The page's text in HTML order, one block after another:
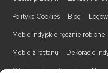
Polityka Cookies Blog
Meble indyjskie ręcznie robione
Meble z rattanu Dekoracje
Oświetlenie Promocje